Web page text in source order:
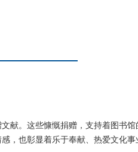
献。这些慷慨捐赠，支持着图书
，也彰显着乐于奉献、热爱文化事